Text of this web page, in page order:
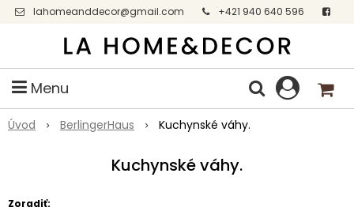
lahomeanddecor@gmail.com
+421 940 640 596
Facebook
Menu
Úvod BerlingerHaus Kuchynské váhy.
Kuchynské váhy.
Zoradiť: